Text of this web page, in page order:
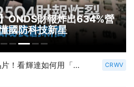
ONDS財報炸出634%營
國防科技新星
【美股焦點】不只賣晶片！看輝達如何用「鈔能力」打造無敵護城河
CRWV